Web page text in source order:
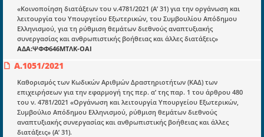
«Κοινοποίηση διατάξεων του ν.4781/2021 (Α’ 31) για την οργάνωση και
λειτουργία του Υπουργείου Εξωτερικών, του Συμβουλίου Απόδημου
Ελληνισμού, για τη ρύθμιση θεμάτων διεθνούς αναπτυξιακής
συνεργασίας και ανθρωπιστικής βοήθειας και άλλες διατάξεις»
ΑΔΑ:ΨΦΦ646ΜΤΛΚ-ΟΑΙ
Α.1051/2021
Καθορισμός των Κωδικών Αριθμών Δραστηριοτήτων (ΚΑΔ) των
επιχειρήσεων για την εφαρμογή της περ. α’ της παρ. 1 του άρθρου 480
του ν. 4781/2021 «Οργάνωση και λειτουργία Υπουργείου Εξωτερικών,
Συμβούλιο Απόδημου Ελληνισμού, ρύθμιση θεμάτων διεθνούς
αναπτυξιακής συνεργασίας και ανθρωπιστικής βοήθειας και άλλες
διατάξεις» (Α’ 31).
Μια πολυετής εθελοντική προσπάθεια που
μετατράπηκε σε επιχειρηματική οντότητα και φιλοδοξεί να συμβάλλει
στην διάδοση της γνώσης.
Ενότητες
Επικαιρότητα
E-book